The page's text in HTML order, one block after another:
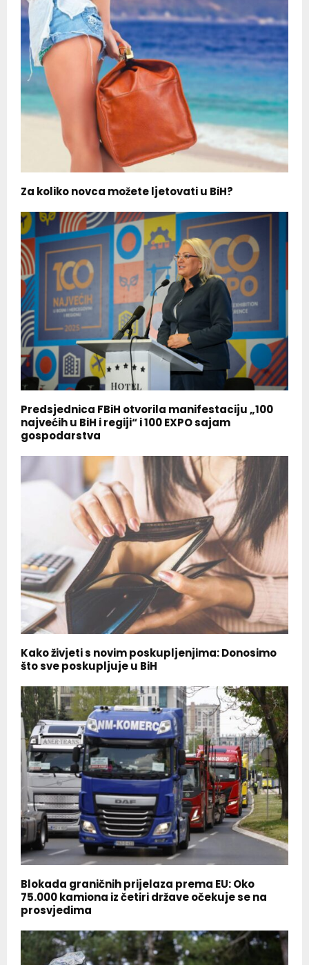
Za koliko novca možete ljetovati u BiH?
Predsjednica FBiH otvorila manifestaciju „100
najvećih u BiH i regiji“ i 100 EXPO sajam
gospodarstva
Kako živjeti s novim poskupljenjima: Donosimo
što sve poskupljuje u BiH
Blokada graničnih prijelaza prema EU: Oko
75.000 kamiona iz četiri države očekuje se na
prosvjedima